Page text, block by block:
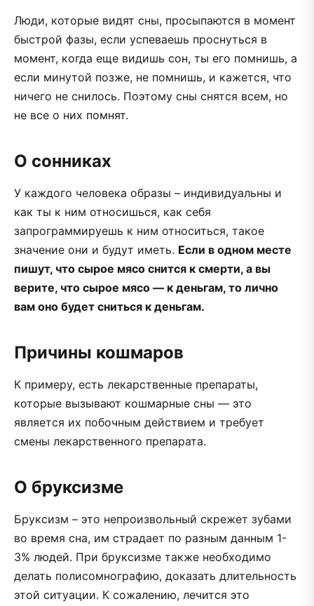
Люди, которые видят сны, просыпаются в момент
быстрой фазы, если успеваешь проснуться в
момент, когда еще видишь сон, ты его помнишь, а
если минутой позже, не помнишь, и кажется, что
ничего не снилось. Поэтому сны снятся всем, но
не все о них помнят.
О сонниках
У каждого человека образы – индивидуальны и
как ты к ним относишься, как себя
запрограммируешь к ним относиться, такое
значение они и будут иметь. Если в одном месте
пишут, что сырое мясо снится к смерти, а вы
верите, что сырое мясо — к деньгам, то лично
вам оно будет сниться к деньгам.
Причины кошмаров
К примеру, есть лекарственные препараты,
которые вызывают кошмарные сны — это
является их побочным действием и требует
смены лекарственного препарата.
О бруксизме
Бруксизм – это непроизвольный скрежет зубами
во время сна, им страдает по разным данным 1-
3% людей. При бруксизме также необходимо
делать полисомнографию, доказать длительность
этой ситуации. К сожалению, лечится это